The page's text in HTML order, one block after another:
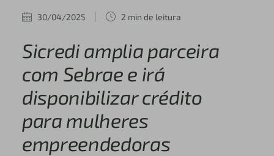
30/04/2025 2 min de leitura
Sicredi amplia parceira
com Sebrae e irá
disponibilizar crédito
para mulheres
empreendedoras